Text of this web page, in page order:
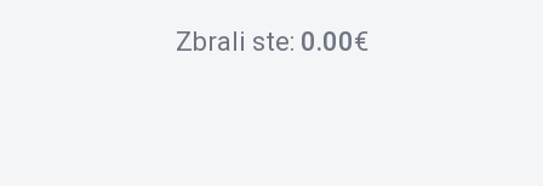
Zbrali ste: 0.00€